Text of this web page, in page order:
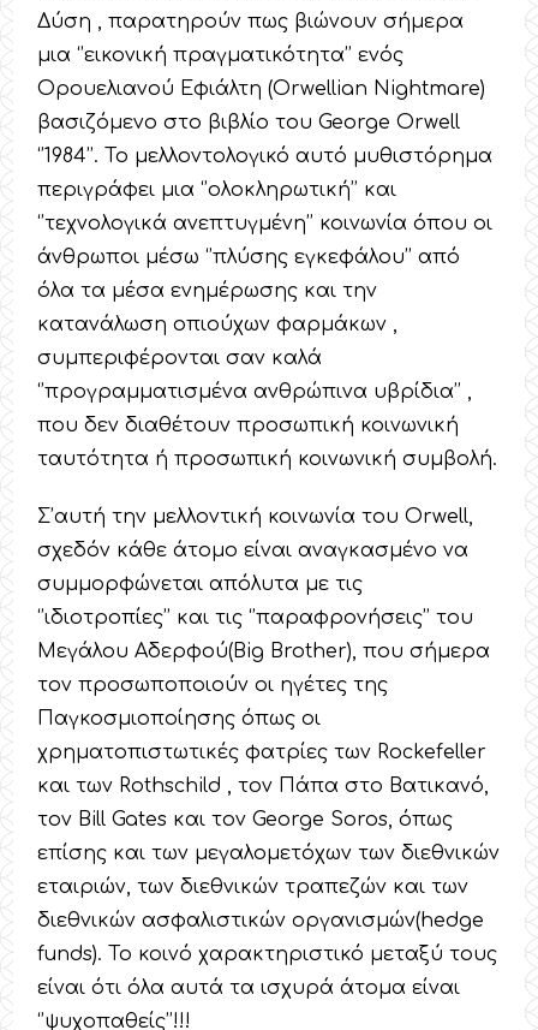
Δύση , παρατηρούν πως βιώνουν σήμερα
μια ‘’εικονική πραγματικότητα’’ ενός
Ορουελιανού Εφιάλτη (Orwellian Nightmare)
βασιζόμενο στο βιβλίο του George Orwell
‘’1984’’. Το μελλοντολογικό αυτό μυθιστόρημα
περιγράφει μια ‘’ολοκληρωτική’’ και
‘’τεχνολογικά ανεπτυγμένη’’ κοινωνία όπου οι
άνθρωποι μέσω ‘’πλύσης εγκεφάλου’’ από
όλα τα μέσα ενημέρωσης και την
κατανάλωση οπιούχων φαρμάκων ,
συμπεριφέρονται σαν καλά
‘’προγραμματισμένα ανθρώπινα υβρίδια’’ ,
που δεν διαθέτουν προσωπική κοινωνική
ταυτότητα ή προσωπική κοινωνική συμβολή.
Σ’αυτή την μελλοντική κοινωνία του Orwell,
σχεδόν κάθε άτομο είναι αναγκασμένο να
συμμορφώνεται απόλυτα με τις
‘’ιδιοτροπίες’’ και τις ‘’παραφρονήσεις’’ του
Μεγάλου Αδερφού(Big Brother), που σήμερα
τον προσωποποιούν οι ηγέτες της
Παγκοσμιοποίησης όπως οι
χρηματοπιστωτικές φατρίες των Rockefeller
και των Rothschild , τον Πάπα στο Βατικανό,
τον Bill Gates και τον George Soros, όπως
επίσης και των μεγαλομετόχων των διεθνικών
εταιριών, των διεθνικών τραπεζών και των
διεθνικών ασφαλιστικών οργανισμών(hedge
funds). Το κοινό χαρακτηριστικό μεταξύ τους
είναι ότι όλα αυτά τα ισχυρά άτομα είναι
‘’ψυχοπαθείς’’!!!